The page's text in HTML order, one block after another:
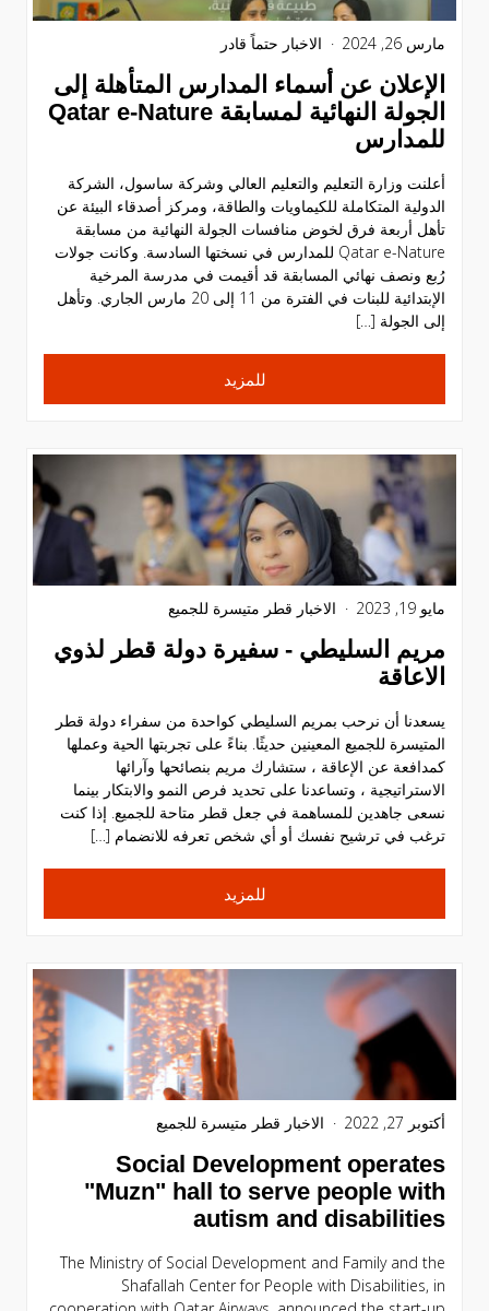
مارس 26, 2024 الاخبار حتماً قادر
الإعلان عن أسماء المدارس المتأهلة إلى
الجولة النهائية لمسابقة Qatar e-Nature
للمدارس
أعلنت وزارة التعليم والتعليم العالي وشركة ساسول، الشركة
الدولية المتكاملة للكيماويات والطاقة، ومركز أصدقاء البيئة عن
تأهل أربعة فرق لخوض منافسات الجولة النهائية من مسابقة
Qatar e-Nature للمدارس في نسختها السادسة. وكانت جولات
رُبع ونصف نهائي المسابقة قد أقيمت في مدرسة المرخية
الإبتدائية للبنات في الفترة من 11 إلى 20 مارس الجاري. وتأهل
إلى الجولة […]
للمزيد
مايو 19, 2023 الاخبار قطر متيسرة للجميع
مريم السليطي - سفيرة دولة قطر لذوي
الاعاقة
يسعدنا أن نرحب بمريم السليطي كواحدة من سفراء دولة قطر
المتيسرة للجميع المعينين حديثًا. بناءً على تجربتها الحية وعملها
كمدافعة عن الإعاقة ، ستشارك مريم بنصائحها وآرائها
الاستراتيجية ، وتساعدنا على تحديد فرص النمو والابتكار بينما
نسعى جاهدين للمساهمة في جعل قطر متاحة للجميع. إذا كنت
ترغب في ترشيح نفسك أو أي شخص تعرفه للانضمام […]
للمزيد
أكتوبر 27, 2022 الاخبار قطر متيسرة للجميع
Social Development operates
"Muzn" hall to serve people with
autism and disabilities
The Ministry of Social Development and Family and the
Shafallah Center for People with Disabilities, in